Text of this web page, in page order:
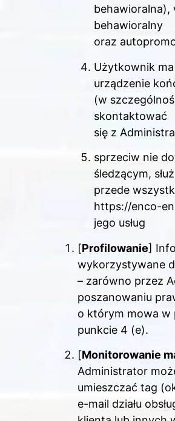
behawioralny
oraz
Użytkownik
urządzenie
(w
skontaktować
się z
sprzeciw nie
śledzącym,
przede
https://enco-
jego usług
[Profilowanie]
wykorzystywane
– zarówno przez
poszanowaniu
o którym mowa w
punkcie 4 (e).
[Monitorowanie
Administrator
umieszczać tag
e-mail działu